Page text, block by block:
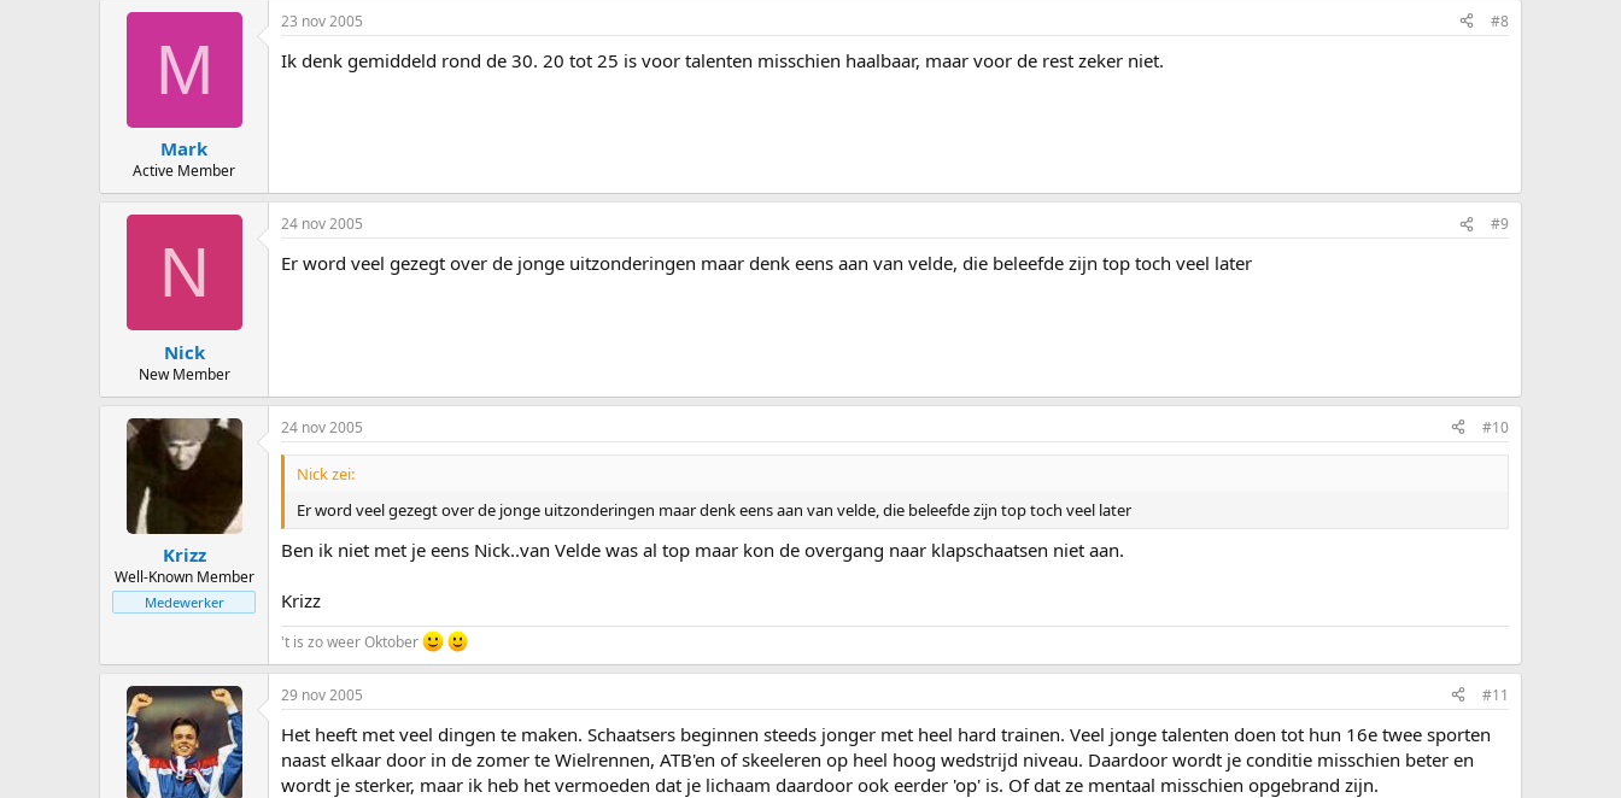
M
Mark
Active Member
23 nov 2005 #8
Ik denk gemiddeld rond de 30. 20 tot 25 is voor talenten misschien haalbaar, maar voor de rest zeker niet.
N
Nick
New Member
24 nov 2005 #9
Er word veel gezegt over de jonge uitzonderingen maar denk eens aan van velde, die beleefde zijn top toch veel later
Krizz
Well-Known Member
Medewerker
24 nov 2005 #10
Nick zei:
Er word veel gezegt over de jonge uitzonderingen maar denk eens aan van velde, die beleefde zijn top toch veel later
Ben ik niet met je eens Nick..van Velde was al top maar kon de overgang naar klapschaatsen niet aan.
Krizz
't is zo weer Oktober
29 nov 2005 #11
Het heeft met veel dingen te maken. Schaatsers beginnen steeds jonger met heel hard trainen. Veel jonge talenten doen tot hun 16e twee sporten
naast elkaar door in de zomer te Wielrennen, ATB'en of skeeleren op heel hoog wedstrijd niveau. Daardoor wordt je conditie misschien beter en
wordt je sterker, maar ik heb het vermoeden dat je lichaam daardoor ook eerder 'op' is. Of dat ze mentaal misschien opgebrand zijn.